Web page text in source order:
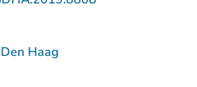
Haag